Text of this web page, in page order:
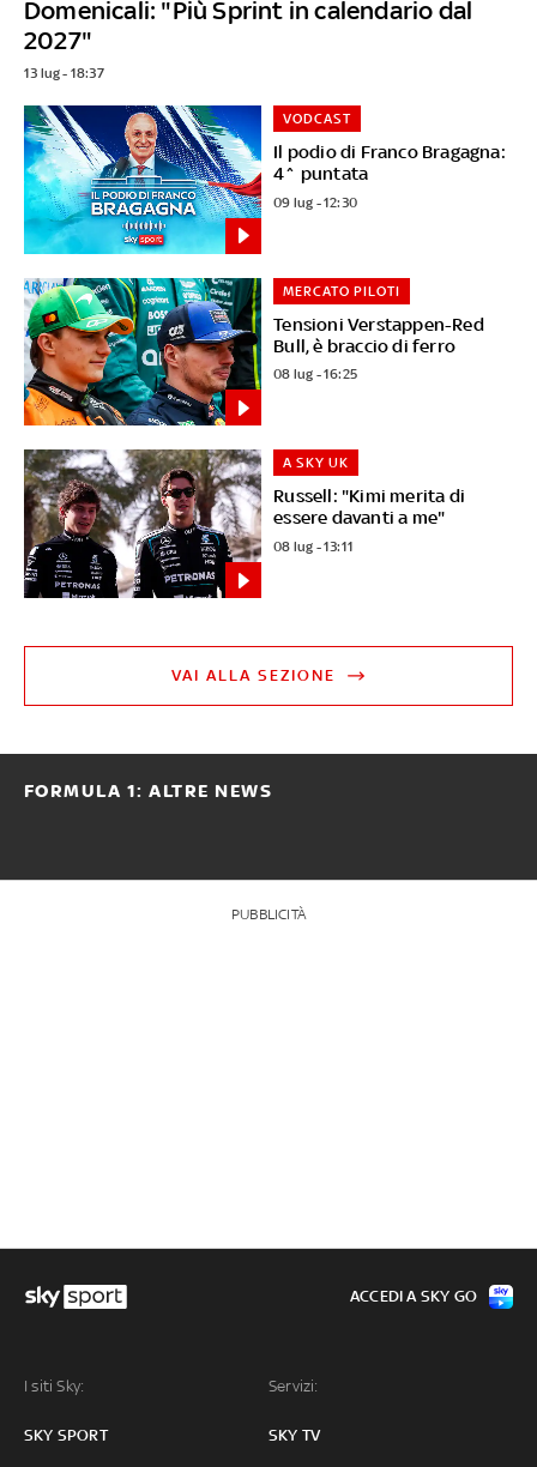
Domenicali: "Più Sprint in calendario dal
2027"
13 lug - 18:37
Il podio di Franco Bragagna:
4^ puntata
VODCAST
09 lug - 12:30
Tensioni Verstappen-Red
Bull, è braccio di ferro
MERCATO PILOTI
08 lug - 16:25
Russell: "Kimi merita di
essere davanti a me"
A SKY UK
08 lug - 13:11
VAI ALLA SEZIONE
FORMULA 1: ALTRE NEWS
PUBBLICITÀ
I siti Sky:
SKY SPORT
Servizi:
SKY TV
ACCEDI A SKY GO